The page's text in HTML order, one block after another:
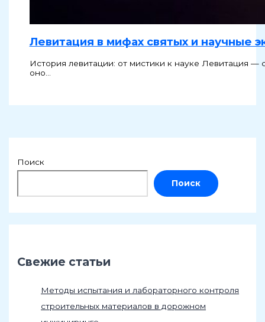
Левитация в мифах святых и научные
История левитации: от мистики к науке Левитация
оно…
Поиск
Поиск
Свежие статьи
Методы испытания и лабораторного контроля
строительных материалов в дорожном